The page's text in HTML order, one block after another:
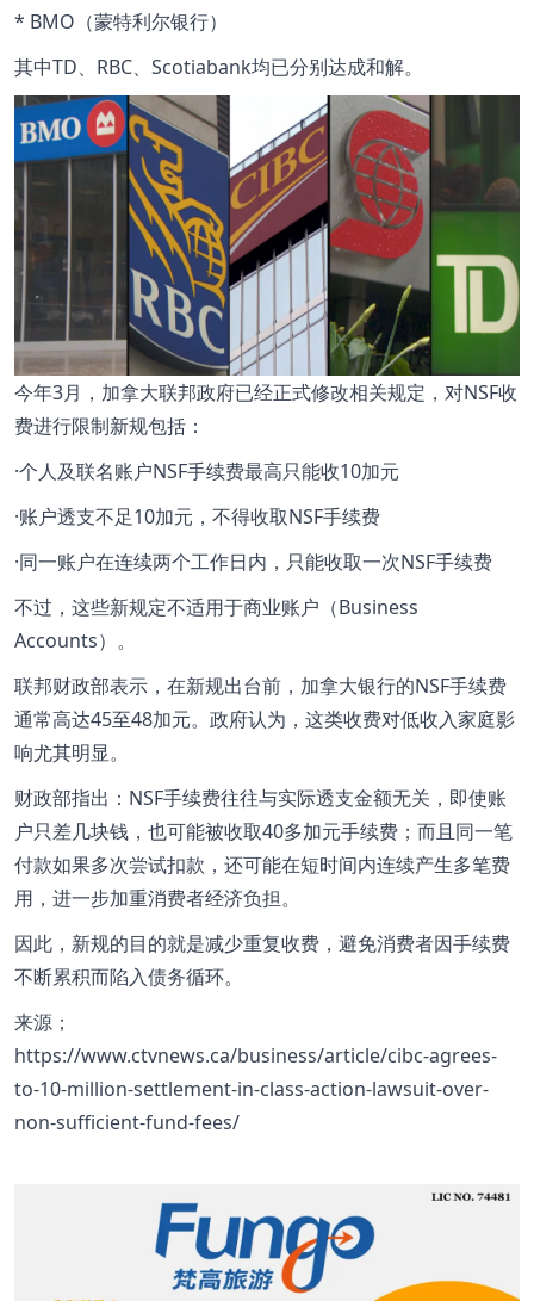
* BMO（蒙特利尔银行）
其中TD、RBC、Scotiabank均已分别达成和解。
今年3月，加拿大联邦政府已经正式修改相关规定，对NSF收
费进行限制新规包括：
·个人及联名账户NSF手续费最高只能收10加元
·账户透支不足10加元，不得收取NSF手续费
·同一账户在连续两个工作日内，只能收取一次NSF手续费
不过，这些新规定不适用于商业账户（Business
Accounts）。
联邦财政部表示，在新规出台前，加拿大银行的NSF手续费
通常高达45至48加元。政府认为，这类收费对低收入家庭影
响尤其明显。
财政部指出：NSF手续费往往与实际透支金额无关，即使账
户只差几块钱，也可能被收取40多加元手续费；而且同一笔
付款如果多次尝试扣款，还可能在短时间内连续产生多笔费
用，进一步加重消费者经济负担。
因此，新规的目的就是减少重复收费，避免消费者因手续费
不断累积而陷入债务循环。
来源；
https://www.ctvnews.ca/business/article/cibc-agrees-
to-10-million-settlement-in-class-action-lawsuit-over-
non-sufficient-fund-fees/